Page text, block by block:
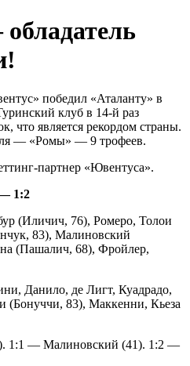
победил «Аталанту» в
клуб в 14-й раз
что является рекордом страны.
— «Ромы» — 9 трофеев.
партнер «Ювентуса».
1:2
(Иличич, 76), Ромеро, Толои
83), Малиновский
(Пашалич, 68), Фройлер,
Данило, де Лигт, Куадрадо,
(Бонуччи, 83), Маккенни, Кьеза
1:1 — Малиновский (41). 1:2 —